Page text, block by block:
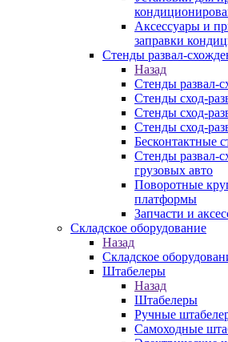
Аксессуары и
заправки
Стенды развал-
Назад
Стенды развал-
Стенды сход-
Стенды сход-
Стенды сход-
Бесконтактные
Стенды развал-
грузовых авто
Поворотные
платформы
Запчасти и
Складское оборудование
Назад
Складское
Штабелеры
Назад
Штабелеры
Ручные
Самоходные